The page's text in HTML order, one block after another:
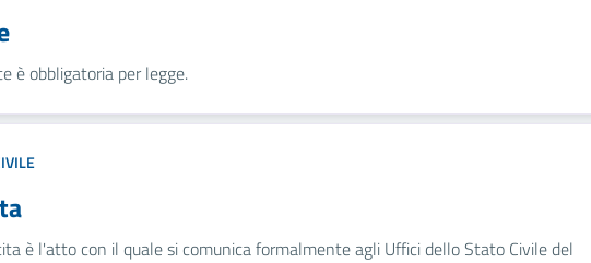
è obbligatoria per legge.
è l'atto con il quale si comunica formalmente agli Uffici dello Stato Civile del